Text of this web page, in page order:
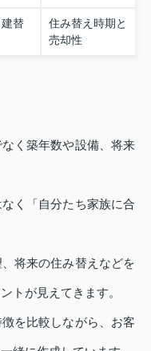
替
住み替え時期と
売却性
く築年数や設備、将来
く「自分たち家族に合
将来の住み替えなどを
トが見えてきます。
を比較しながら、お客